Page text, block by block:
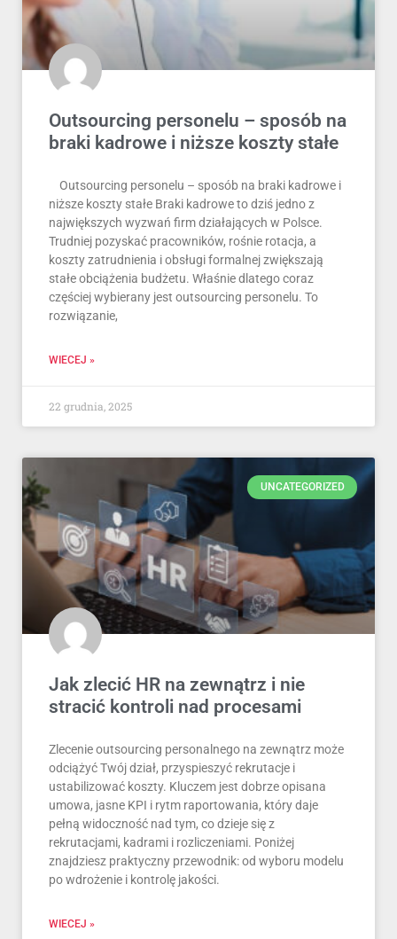
Outsourcing personelu – sposób na
braki kadrowe i niższe koszty stałe
Outsourcing personelu – sposób na braki kadrowe i
niższe koszty stałe Braki kadrowe to dziś jedno z
największych wyzwań firm działających w Polsce.
Trudniej pozyskać pracowników, rośnie rotacja, a
koszty zatrudnienia i obsługi formalnej zwiększają
stałe obciążenia budżetu. Właśnie dlatego coraz
częściej wybierany jest outsourcing personelu. To
rozwiązanie,
WIECEJ »
22 grudnia, 2025
UNCATEGORIZED
Jak zlecić HR na zewnątrz i nie
stracić kontroli nad procesami
Zlecenie outsourcing personalnego na zewnątrz może
odciążyć Twój dział, przyspieszyć rekrutacje i
ustabilizować koszty. Kluczem jest dobrze opisana
umowa, jasne KPI i rytm raportowania, który daje
pełną widoczność nad tym, co dzieje się z
rekrutacjami, kadrami i rozliczeniami. Poniżej
znajdziesz praktyczny przewodnik: od wyboru modelu
po wdrożenie i kontrolę jakości.
WIECEJ »